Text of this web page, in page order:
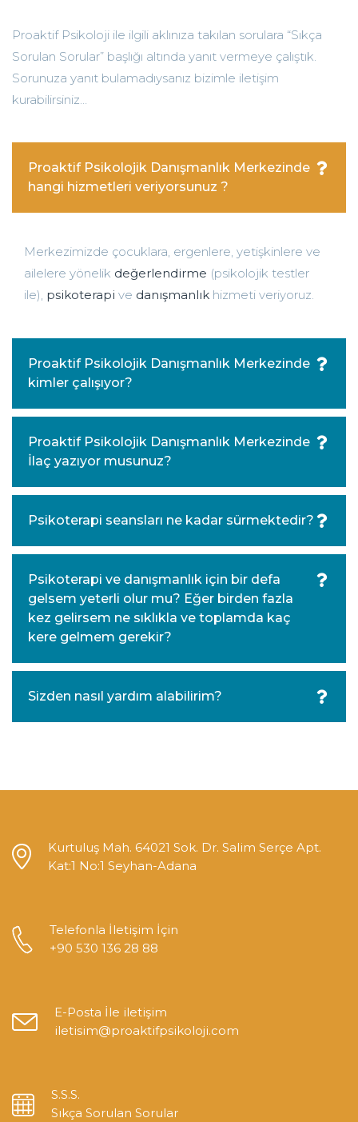
Proaktif Psikoloji ile ilgili aklınıza takılan sorulara “Sıkça
Sorulan Sorular” başlığı altında yanıt vermeye çalıştık.
Sorunuza yanıt bulamadıysanız bizimle iletişim
kurabilirsiniz…
Proaktif Psikolojik Danışmanlık Merkezinde
hangi hizmetleri veriyorsunuz ?
Merkezimizde çocuklara, ergenlere, yetişkinlere ve
ailelere yönelik değerlendirme (psikolojik testler
ile), psikoterapi ve danışmanlık hizmeti veriyoruz.
Proaktif Psikolojik Danışmanlık Merkezinde
kimler çalışıyor?
Proaktif Psikolojik Danışmanlık Merkezinde
İlaç yazıyor musunuz?
Psikoterapi seansları ne kadar sürmektedir?
Psikoterapi ve danışmanlık için bir defa
gelsem yeterli olur mu? Eğer birden fazla
kez gelirsem ne sıklıkla ve toplamda kaç
kere gelmem gerekir?
Sizden nasıl yardım alabilirim?
Kurtuluş Mah. 64021 Sok. Dr. Salim Serçe Apt.
Kat:1 No:1 Seyhan-Adana
Telefonla İletişim İçin
+90 530 136 28 88
E-Posta İle iletişim
iletisim@proaktifpsikoloji.com
S.S.S.
Sıkça Sorulan Sorular